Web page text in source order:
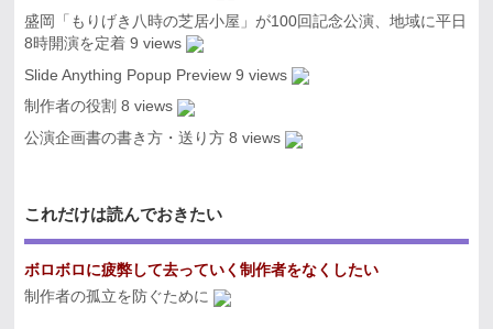
盛岡「もりげき八時の芝居小屋」が100回記念公演、地域に平日
8時開演を定着 9 views
Slide Anything Popup Preview 9 views
制作者の役割 8 views
公演企画書の書き方・送り方 8 views
これだけは読んでおきたい
ボロボロに疲弊して去っていく制作者をなくしたい
制作者の孤立を防ぐために